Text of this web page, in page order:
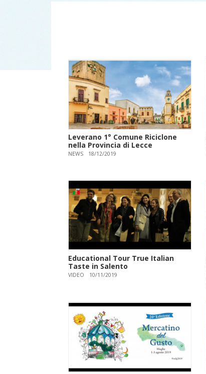
Leverano 1° Comune Riciclone
nella Provincia di Lecce
NEWS 18/12/2019
Educational Tour True Italian
Taste in Salento
VIDEO 10/11/2019